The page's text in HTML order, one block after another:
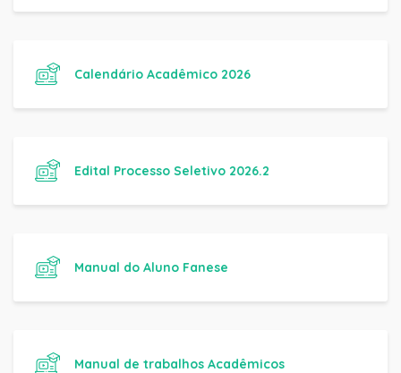
Calendário Acadêmico 2026
Edital Processo Seletivo 2026.2
Manual do Aluno Fanese
Manual de trabalhos Acadêmicos